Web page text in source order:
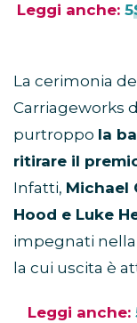
Leggi anche:
La cerimonia
Carriageworks
purtroppo la
ritirare il
Infatti, Michael
Hood e Luke
impegnati
la cui uscita è
Leggi anche: